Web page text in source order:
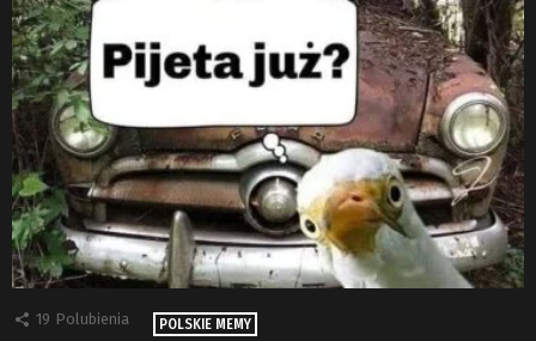
19 Polubienia POLSKIE MEMY